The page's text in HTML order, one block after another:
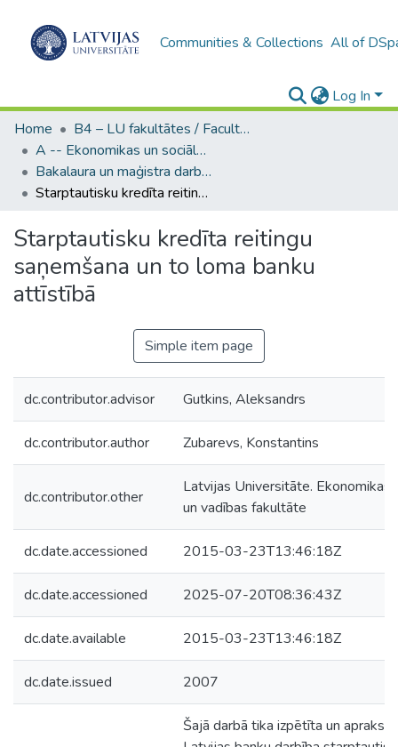
Communities & Collections All of
Log In
Home
B4 – LU fakultātes / Faculties of the UL
A -- Ekonomikas un sociālo zinātņu fakultāte / Faculty of Economics and Social Sciences
Bakalaura un maģistra darbi (ESZF) / Bachelor's and Master's theses
Starptautisku kredīta reitingu saņemšana un to loma banku attīstībā
Starptautisku kredīta reitingu
saņemšana un to loma banku
attīstībā
Simple item page
dc.contributor.advisor Gutkins, Aleksandrs
dc.contributor.author Zubarevs, Konstantins
dc.contributor.other
Latvijas Universitāte. Ekonomikas
un vadības fakultāte
dc.date.accessioned 2015-03-23T13:46:18Z
dc.date.accessioned 2025-07-20T08:36:43Z
dc.date.available 2015-03-23T13:46:18Z
dc.date.issued 2007
Šajā darbā tika izpētīta un